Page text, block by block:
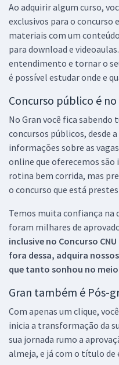
Ao adquirir algum curso,
exclusivos para o concurso
materiais com um
para download e
entendimento e tornar o
é possível estudar onde e
Concurso público é no
No Gran você fica sabendo
concursos públicos, desde
informações sobre as
online que oferecemos são
rotina bem corrida, mas
o concurso que está
Temos muita confiança na
foram milhares de
inclusive no Concurso CNU
fora dessa, adquira
que tanto sonhou no
Gran também é Pós-
Com apenas um clique,
inicia a transformação da
sua jornada rumo a
almeja, e já com o título de